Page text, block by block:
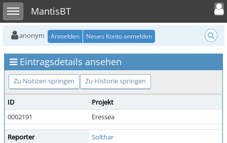
Toggle sidebarMantisBT
Toggle
anonym Anmelden Neues Konto anmelden
Eintragsdetails ansehen
Zu Notizen springen Zu Historie springen
ID
Projekt
0002191
Eressea
Reporter
Solthar